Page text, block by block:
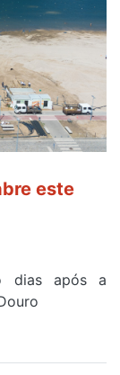
este
dias após a